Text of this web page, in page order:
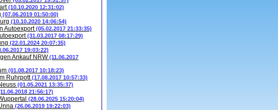
(10.10.2020 12:31:02)
(07.06.2019 01:50:00)
(10.10.2020 14:06:54)
Autoexport(05.02.2017 21:33:35)
(31.03.2017 08:17:29)
(22.01.2024 20:07:35)
19:03:22)
Ankauf NRW(11.06.2017
(01.08.2017 10:18:23)
Ruhrpott(17.08.2017 10:57:33)
(01.05.2021 13:35:37)
21:56:17)
(28.06.2025 15:20:04)
(26.06.2019 19:22:03)